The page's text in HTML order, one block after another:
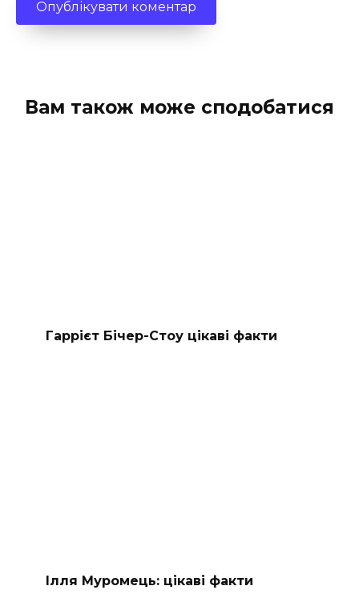
Вам також може сподобатися
Гаррієт Бічер-Стоу цікаві факти
Ілля Муромець: цікаві факти